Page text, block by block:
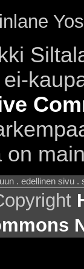
on
. edellinen sivu .